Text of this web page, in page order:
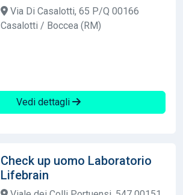
Via Di Casalotti, 65 P/Q 00166
Casalotti / Boccea (RM)
Vedi dettagli
Check up uomo Laboratorio
Lifebrain